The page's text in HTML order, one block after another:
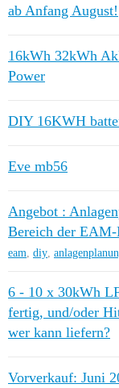
ab Anfang August!
16kWh 32kWh
Power
DIY 16KWH
Eve mb56
Angebot :
Bereich der EAM-
eam, diy,
6 - 10 x 30kWh
fertig, und/oder
wer kann liefern?
Vorverkauf: Juni